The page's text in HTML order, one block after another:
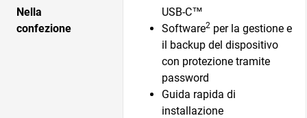
Nella
confezione
USB-C™
Software2 per la gestione e
il backup del dispositivo
con protezione tramite
password
Guida rapida di
installazione